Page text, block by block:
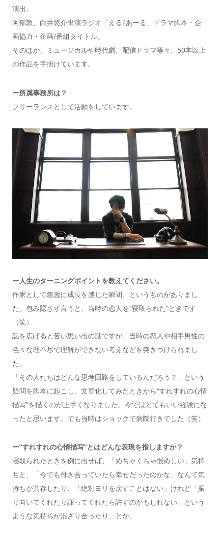
演出。
阿部敦、白井悠介出演ラジオ「える⇄あーる」ドラマ脚本・企
画協力・企画/番組タイトル。
そのほか、ミュージカルや時代劇、配信ドラマ等々、50本以上
の作品を手掛けています。
ー所属事務所は？
フリーランスとして活動をしています。
ー人生のターニングポイントを教えてください。
作家として急激に成長を感じた瞬間、というものがありまし
た。 包み隠さず言うと、当時の恋人を”寝取られた”ときです
（笑）
話を広げると苦い思い出の話ですが、当時の恋人や相手男性の
色々な理不尽で理解ができない考えなどを突きつけられまし
た。
「その人たちはどんな思考回路をしているんだろう？」という
疑問を脚本に起こし、文章化してみたときから“すれすれの心情
描写”を描くのが上手くなりました。 今ではとてもいい経験にな
ったと思います。でも当時はショックで病院行きでした（笑）
ー”すれすれの心情描写”とはどんな表現を指しますか？
寝取られたときを例に出せば、「めちゃくちゃ恨めしい」気持
ちと、「今でも付き合っていたら幸せだったのかな」なんて気
持ちが共存したり、「絶対ヨリを戻すことはない」けれど「振
り向いてくれたり謝ってくれたら許すのかもしれない」という
ような気持ちが混ざり合ったり、とか。